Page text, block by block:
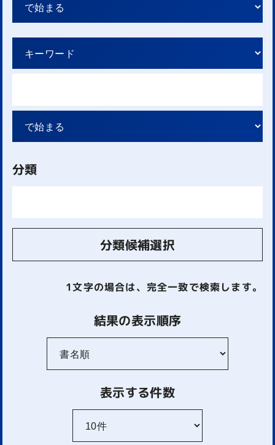
分類
分類候補選択
1文字の場合は、完全一致で検索します。
結果の表示順序
表示する件数